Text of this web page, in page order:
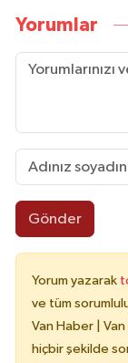
Yorumlar
Gönder
Yorum yazarak
ve tüm
Van Haber |
hiçbir şekilde